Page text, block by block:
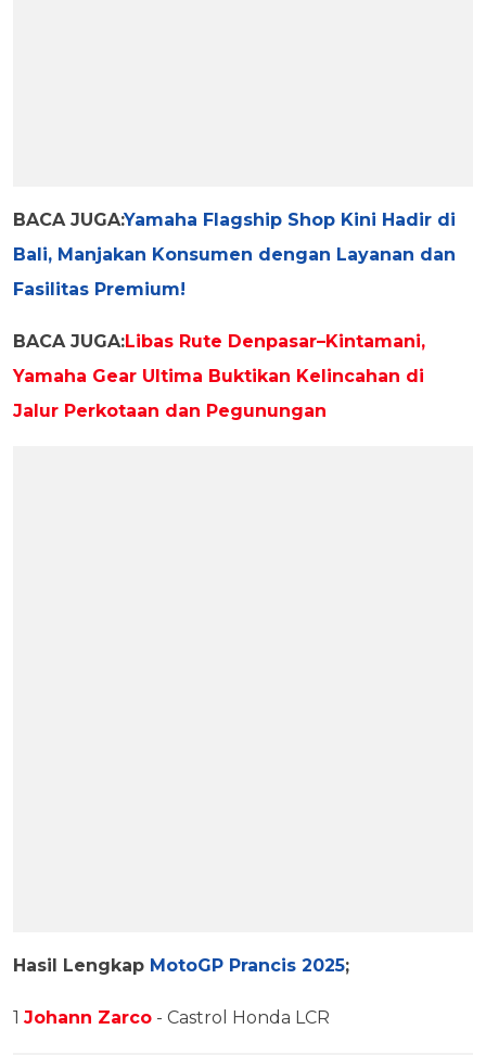
BACA JUGA:Yamaha Flagship Shop Kini Hadir di
Bali, Manjakan Konsumen dengan Layanan dan
Fasilitas Premium!
BACA JUGA:Libas Rute Denpasar–Kintamani,
Yamaha Gear Ultima Buktikan Kelincahan di
Jalur Perkotaan dan Pegunungan
Hasil Lengkap MotoGP Prancis 2025;
1 Johann Zarco - Castrol Honda LCR